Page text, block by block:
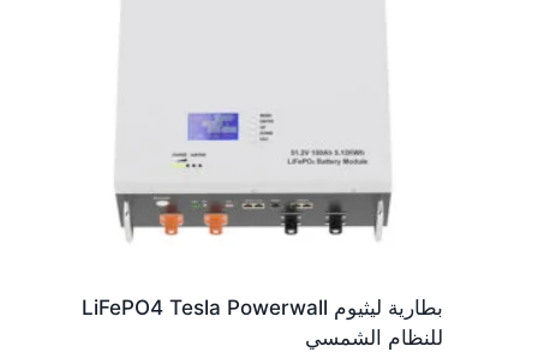
بطارية ليثيوم LiFePO4 Tesla Powerwall
للنظام الشمسي